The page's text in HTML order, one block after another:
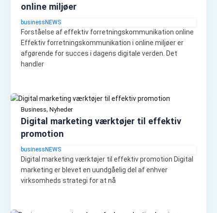
online miljøer
businessNEWS
Forståelse af effektiv forretningskommunikation online
Effektiv forretningskommunikation i online miljøer er
afgørende for succes i dagens digitale verden. Det
handler
Business, Nyheder
Digital marketing værktøjer til effektiv
promotion
businessNEWS
Digital marketing værktøjer til effektiv promotion Digital
marketing er blevet en uundgåelig del af enhver
virksomheds strategi for at nå